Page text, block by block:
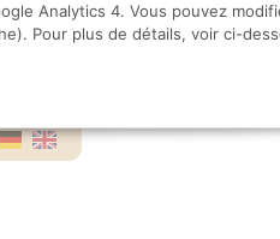
Analytics 4. Vous pouvez
Pour plus de détails, voir ci-